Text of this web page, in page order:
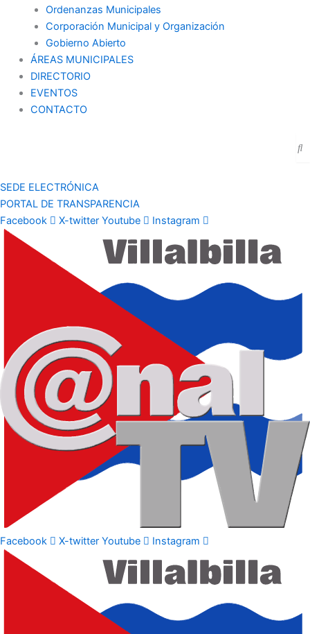
Ordenanzas Municipales
Corporación Municipal y Organización
Gobierno Abierto
ÁREAS MUNICIPALES
DIRECTORIO
EVENTOS
CONTACTO
SEDE ELECTRÓNICA
PORTAL DE TRANSPARENCIA
Facebook
X-twitter Youtube Instagram
Facebook X-twitter Youtube Instagram